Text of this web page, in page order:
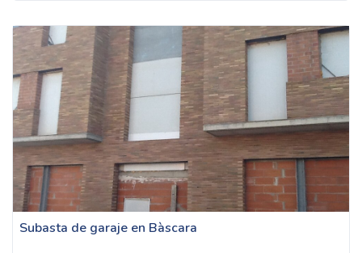
Subasta de garaje en Bàscara